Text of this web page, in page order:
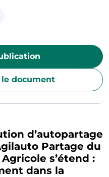
le document
d’autopartage
Partage du
s’étend :
dans la